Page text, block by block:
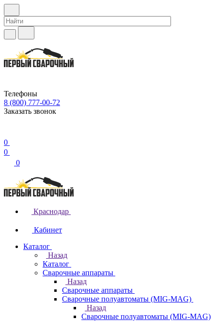
Телефоны
8 (800) 777-00-72
Заказать звонок
0
0
0
Краснодар
Кабинет
Каталог
Назад
Каталог
Сварочные аппараты
Назад
Сварочные аппараты
Сварочные полуавтоматы (MIG-MAG)
Назад
Сварочные полуавтоматы (MIG-MAG)